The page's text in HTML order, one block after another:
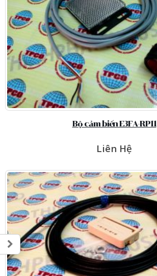
Bộ cảm biến E3FA-RP11
Liên Hệ